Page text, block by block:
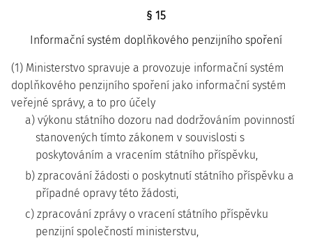
§ 15
Informační systém doplňkového penzijního spoření
(1) Ministerstvo spravuje a provozuje informační systém
doplňkového penzijního spoření jako informační systém
veřejné správy, a to pro účely
a) výkonu státního dozoru nad dodržováním povinností
stanovených tímto zákonem v souvislosti s
poskytováním a vracením státního příspěvku,
b) zpracování žádosti o poskytnutí státního příspěvku a
případné opravy této žádosti,
c) zpracování zprávy o vracení státního příspěvku
penzijní společností ministerstvu,